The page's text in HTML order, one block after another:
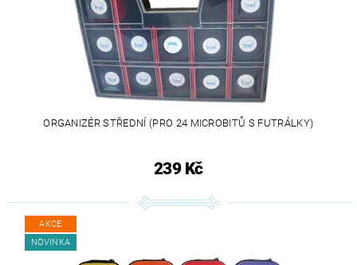
ORGANIZÉR STŘEDNÍ (PRO 24 MICROBITŮ S FUTRÁLKY)
239 Kč
AKCE
NOVINKA